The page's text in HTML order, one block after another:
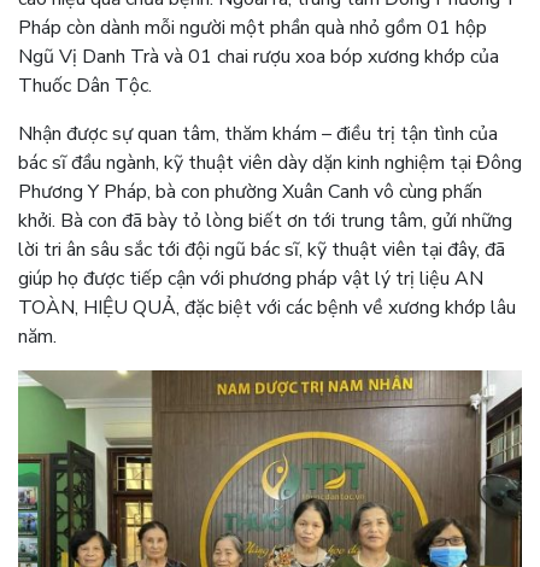
Pháp còn dành mỗi người một phần quà nhỏ gồm 01 hộp
Ngũ Vị Danh Trà và 01 chai rượu xoa bóp xương khớp của
Thuốc Dân Tộc.
Nhận được sự quan tâm, thăm khám – điều trị tận tình của
bác sĩ đầu ngành, kỹ thuật viên dày dặn kinh nghiệm tại Đông
Phương Y Pháp, bà con phường Xuân Canh vô cùng phấn
khởi. Bà con đã bày tỏ lòng biết ơn tới trung tâm, gửi những
lời tri ân sâu sắc tới đội ngũ bác sĩ, kỹ thuật viên tại đây, đã
giúp họ được tiếp cận với phương pháp vật lý trị liệu AN
TOÀN, HIỆU QUẢ, đặc biệt với các bệnh về xương khớp lâu
năm.